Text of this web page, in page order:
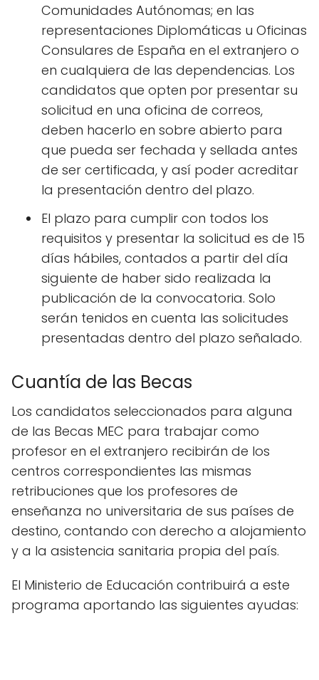
Comunidades Autónomas; en las
representaciones Diplomáticas u Oficinas
Consulares de España en el extranjero o
en cualquiera de las dependencias. Los
candidatos que opten por presentar su
solicitud en una oficina de correos,
deben hacerlo en sobre abierto para
que pueda ser fechada y sellada antes
de ser certificada, y así poder acreditar
la presentación dentro del plazo.
El plazo para cumplir con todos los
requisitos y presentar la solicitud es de 15
días hábiles, contados a partir del día
siguiente de haber sido realizada la
publicación de la convocatoria. Solo
serán tenidos en cuenta las solicitudes
presentadas dentro del plazo señalado.
Cuantía de las Becas
Los candidatos seleccionados para alguna
de las Becas MEC para trabajar como
profesor en el extranjero recibirán de los
centros correspondientes las mismas
retribuciones que los profesores de
enseñanza no universitaria de sus países de
destino, contando con derecho a alojamiento
y a la asistencia sanitaria propia del país.
El Ministerio de Educación contribuirá a este
programa aportando las siguientes ayudas: